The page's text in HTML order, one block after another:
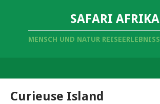
SAFARI AFRIKA
MENSCH UND NATUR
Curieuse Island